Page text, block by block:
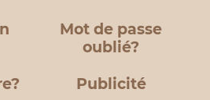
Mot de passe
oublié?
Publicité